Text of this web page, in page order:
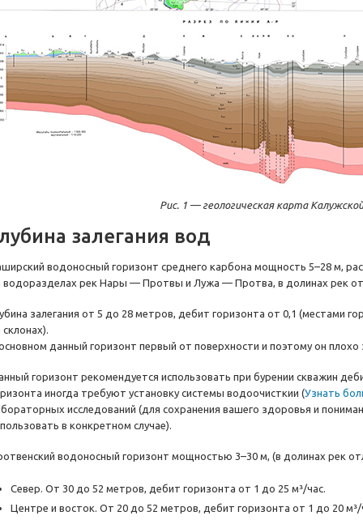
Рис. 1 — геологическая карта
залегания вод
водоносный горизонт среднего карбона мощность 5–28 м,
водоразделах рек Нары — Протвы и Лужа — Протва, в долинах рек
залегания от 5 до 28 метров, дебит горизонта от 0,1 (местами
склонах).
данный горизонт первый от поверхности и поэтому он
горизонт рекомендуется использовать при бурении скважин
иногда требуют установку системы водоочисткии (Узнать
исследований (для сохранения вашего здоровья и
в конкретном случае).
водоносный горизонт мощностью 3–30 м, (в долинах рек
Север. От 30 до 52 метров, дебит горизонта от 1 до 25 м³/час.
Центре и восток. От 20 до 52 метров, дебит горизонта от 1 до 20 м³/